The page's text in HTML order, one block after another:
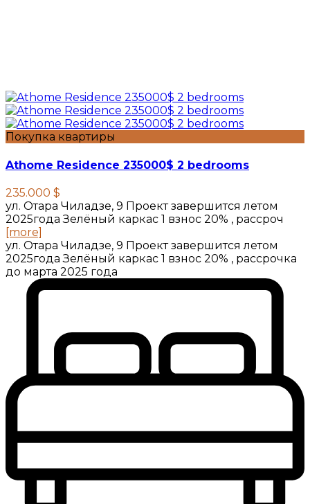
Покупка квартиры
Athome Residence 235000$ 2 bedrooms
235.000 $
ул. Отара Чиладзе, 9 Проект завершится летом
2025года Зелёный каркас 1 взнос 20% , рассроч
[more]
ул. Отара Чиладзе, 9 Проект завершится летом
2025года Зелёный каркас 1 взнос 20% , рассрочка
до марта 2025 года